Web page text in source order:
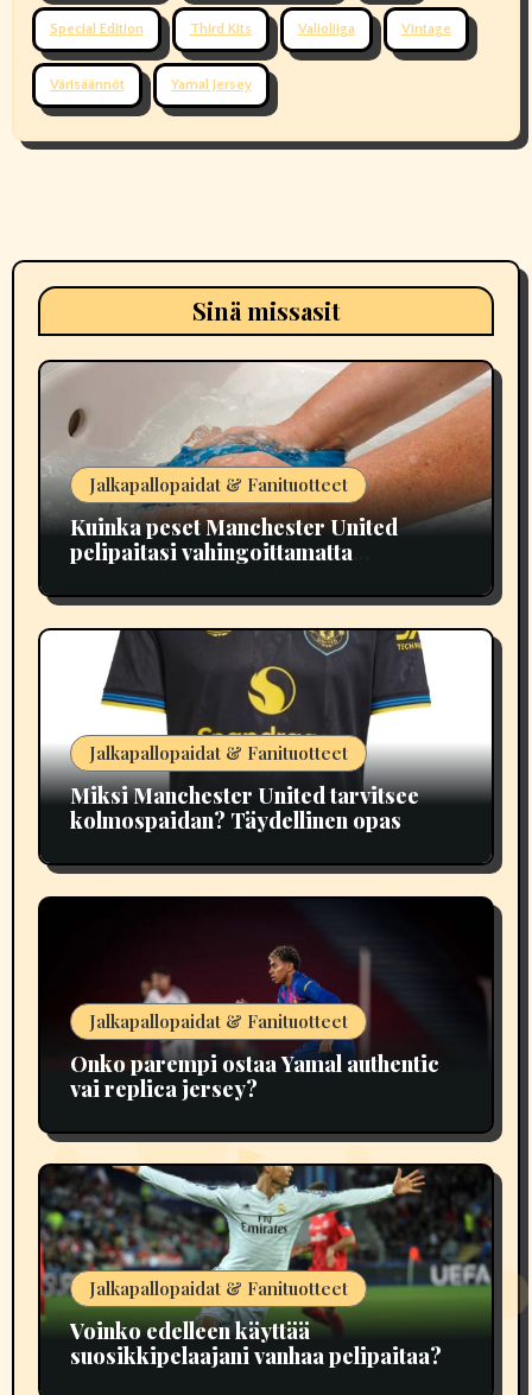
Special Edition Third Kits Valioliiga Vintage
Värisäännöt Yamal Jersey
Sinä missasit
Jalkapallopaidat & Fanituotteet
Kuinka peset Manchester United
pelipaitasi vahingoittamatta
Jalkapallopaidat & Fanituotteet
Miksi Manchester United tarvitsee
kolmospaidan? Täydellinen opas
Jalkapallopaidat & Fanituotteet
Onko parempi ostaa Yamal authentic
vai replica jersey?
Jalkapallopaidat & Fanituotteet
Voinko edelleen käyttää
suosikkipelaajani vanhaa pelipaitaa?